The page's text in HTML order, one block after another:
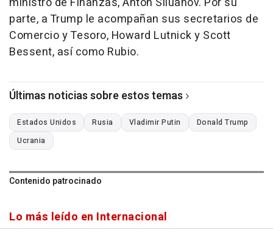
parte, a Trump le acompañan sus secretarios de
Comercio y Tesoro, Howard Lutnick y Scott
Bessent, así como Rubio.
Últimas noticias sobre estos temas
Estados Unidos Rusia Vladimir Putin
Donald Trump
Ucrania
Contenido patrocinado
Lo más leído en Internacional